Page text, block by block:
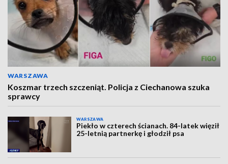
WARSZAWA
Koszmar trzech szczeniąt. Policja z Ciechanowa szuka
sprawcy
WARSZAWA
Piekło w czterech ścianach. 84-latek więził
25-letnią partnerkę i głodził psa